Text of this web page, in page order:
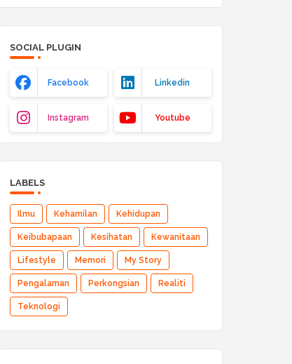
SOCIAL PLUGIN
Facebook Linkedin
Instagram Youtube
LABELS
Ilmu Kehamilan Kehidupan
Keibubapaan Kesihatan Kewanitaan
Lifestyle Memori My Story
Pengalaman Perkongsian Realiti
Teknologi